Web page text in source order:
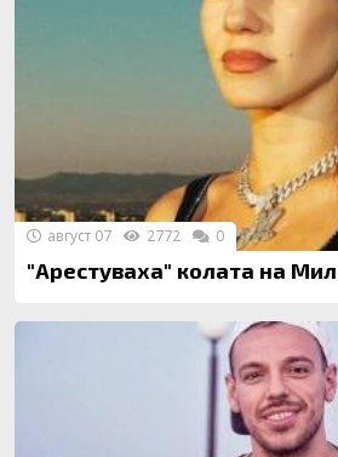
"Арестуваха" колата на
август 07 2772 0